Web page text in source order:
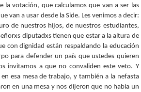
la votación, que calculamos que van a ser las
van a usar desde la Side. Les venimos a decir:
de nuestros hijos, de nuestros estudiantes,
diputadxs tienen que estar a la altura de
con dignidad están respaldando la educación
para defender un país que ustedes quieren
invitamos a que no convaliden este veto. Y
esa mesa de trabajo, y también a la nefasta
en una mesa y nos dijeron que no había un